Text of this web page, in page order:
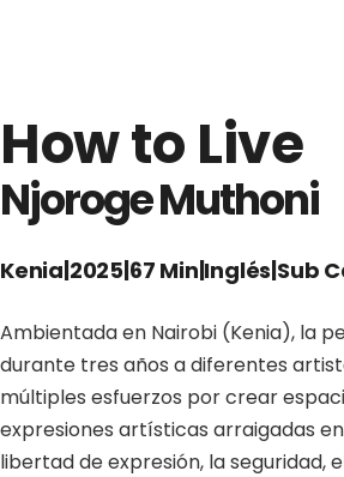
How to Live
Njoroge Muthoni
Kenia|2025|67 Min|Inglés|Sub
Ambientada en Nairobi (Kenia), la
durante tres años a diferentes
múltiples esfuerzos por crear
expresiones artísticas arraigadas
libertad de expresión, la seguridad,